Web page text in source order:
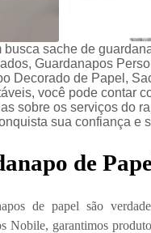
busca sache de
Guardanapos
Decorado de Papel,
você pode contar
sobre os serviços do
sua confiança e
de
de papel são
Nobile, garantimos